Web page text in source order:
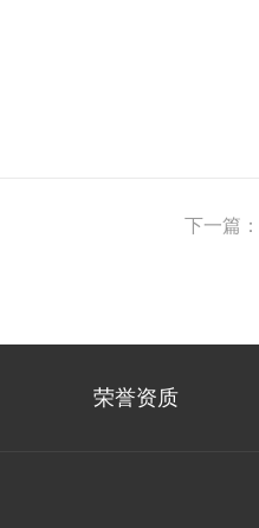
下一篇：
荣誉资质